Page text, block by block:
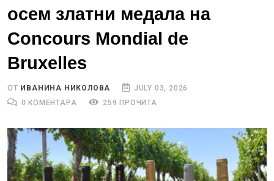
осем златни медала на
Concours Mondial de
Bruxelles
ОТ ИВАНИНА НИКОЛОВА
JULY 03, 2026
0 КОМЕНТАРА
259 ПРОЧИТА